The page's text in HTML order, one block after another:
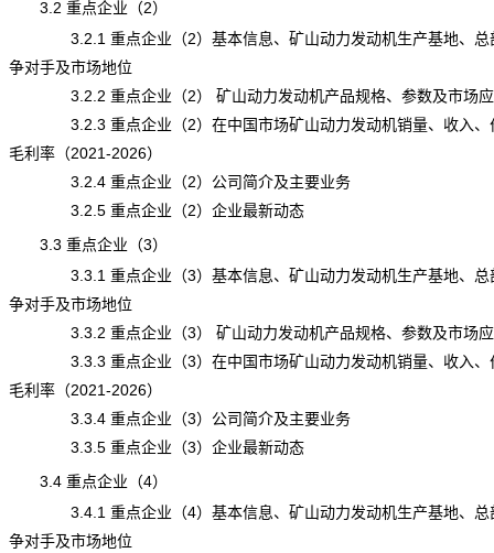
3.2 重点企业（2）
3.2.1 重点企业（2）基本信息、矿山动力发动机生产基地、总
争对手及市场地位
3.2.2 重点企业（2） 矿山动力发动机产品规格、参数及市场
3.2.3 重点企业（2）在中国市场矿山动力发动机销量、收入、
毛利率（2021-2026）
3.2.4 重点企业（2）公司简介及主要业务
3.2.5 重点企业（2）企业最新动态
3.3 重点企业（3）
3.3.1 重点企业（3）基本信息、矿山动力发动机生产基地、总
争对手及市场地位
3.3.2 重点企业（3） 矿山动力发动机产品规格、参数及市场
3.3.3 重点企业（3）在中国市场矿山动力发动机销量、收入、
毛利率（2021-2026）
3.3.4 重点企业（3）公司简介及主要业务
3.3.5 重点企业（3）企业最新动态
3.4 重点企业（4）
3.4.1 重点企业（4）基本信息、矿山动力发动机生产基地、总
争对手及市场地位